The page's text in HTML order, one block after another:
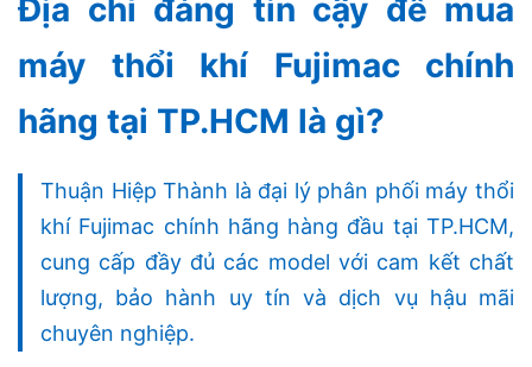
Địa chỉ đáng tin cậy để mua
máy thổi khí Fujimac chính
hãng tại TP.HCM là gì?
Thuận Hiệp Thành là đại lý phân phối máy thổi
khí Fujimac chính hãng hàng đầu tại TP.HCM,
cung cấp đầy đủ các model với cam kết chất
lượng, bảo hành uy tín và dịch vụ hậu mãi
chuyên nghiệp.